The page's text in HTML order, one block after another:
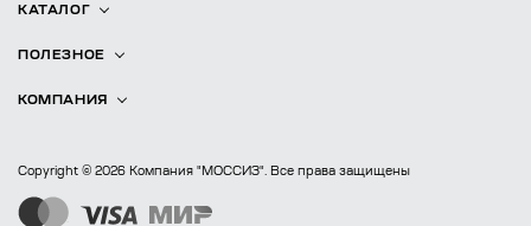
КАТАЛОГ
ПОЛЕЗНОЕ
КОМПАНИЯ
Copyright © 2026 Компания "МОССИЗ". Все права защищены